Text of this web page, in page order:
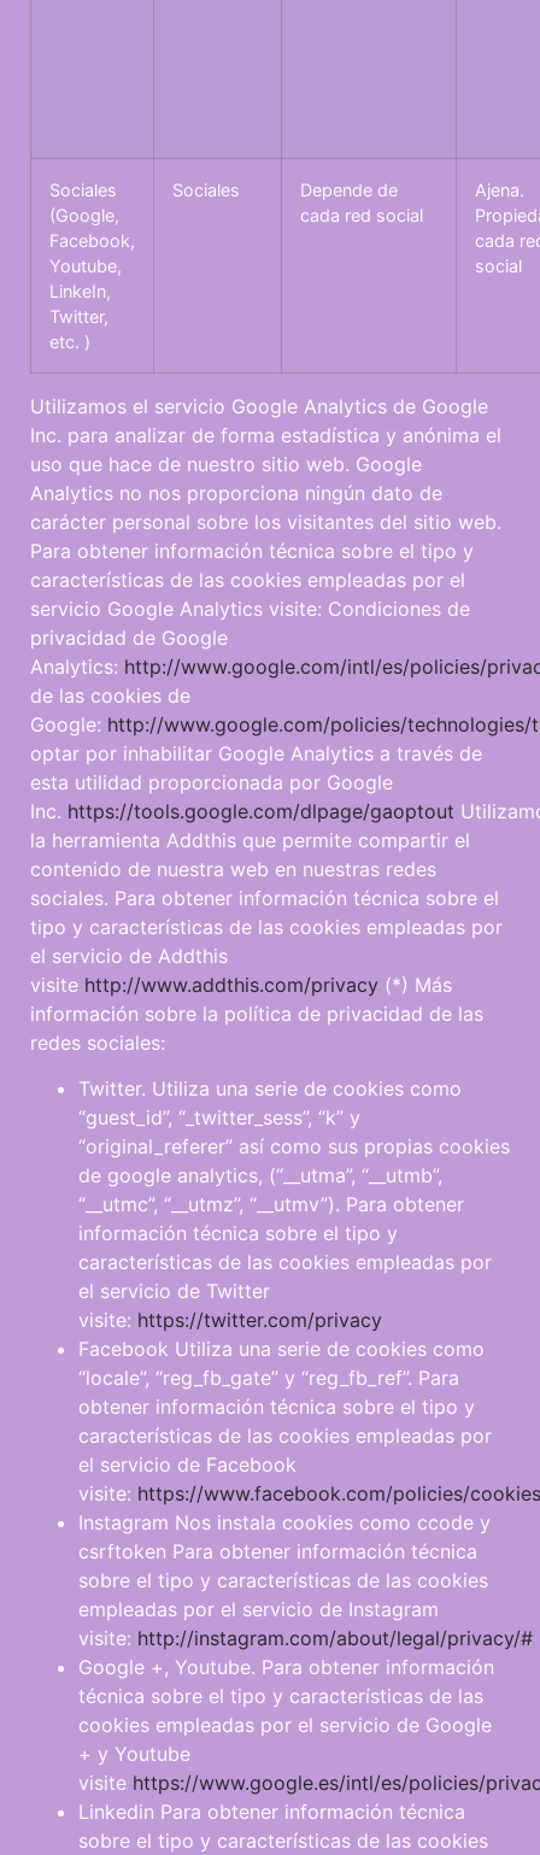
Sociales
(Google,
Facebook,
Youtube,
LinkeIn,
Twitter,
etc. )
Sociales
Depende de
cada red social
Ajena.
cada
social
Utilizamos el servicio Google Analytics de Google
Inc. para analizar de forma estadística y anónima el
uso que hace de nuestro sitio web. Google
Analytics no nos proporciona ningún dato de
carácter personal sobre los visitantes del sitio web.
Para obtener información técnica sobre el tipo y
características de las cookies empleadas por el
servicio Google Analytics visite: Condiciones de
privacidad de Google
Analytics: http://www.google.com/intl/es/policies/
de las cookies de
Google: http://www.google.com/policies/technologies/
optar por inhabilitar Google Analytics a través de
esta utilidad proporcionada por Google
Inc. https://tools.google.com/dlpage/gaoptout
la herramienta Addthis que permite compartir el
contenido de nuestra web en nuestras redes
sociales. Para obtener información técnica sobre el
tipo y características de las cookies empleadas por
el servicio de Addthis
visite http://www.addthis.com/privacy (*) Más
información sobre la política de privacidad de las
redes sociales:
Twitter. Utiliza una serie de cookies como
“guest_id”, “_twitter_sess”, “k” y
“original_referer” así como sus propias cookies
de google analytics, (“__utma”, “__utmb”,
“__utmc”, “__utmz”, “__utmv”). Para obtener
información técnica sobre el tipo y
características de las cookies empleadas por
el servicio de Twitter
visite: https://twitter.com/privacy
Facebook Utiliza una serie de cookies como
“locale”, “reg_fb_gate” y “reg_fb_ref”. Para
obtener información técnica sobre el tipo y
características de las cookies empleadas por
el servicio de Facebook
visite: https://www.facebook.com/policies/
Instagram Nos instala cookies como ccode y
csrftoken Para obtener información técnica
sobre el tipo y características de las cookies
empleadas por el servicio de Instagram
visite: http://instagram.com/about/legal/privacy/#
Google +, Youtube. Para obtener información
técnica sobre el tipo y características de las
cookies empleadas por el servicio de Google
+ y Youtube
visite https://www.google.es/intl/es/policies/
Linkedin Para obtener información técnica
sobre el tipo y características de las cookies